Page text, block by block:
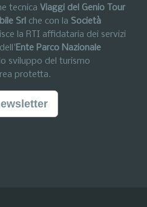
tecnica Viaggi del Genio Tour
Srl che con la Società
la RTI affidataria dei servizi
Ente Parco Nazionale
sviluppo del turismo
protetta.